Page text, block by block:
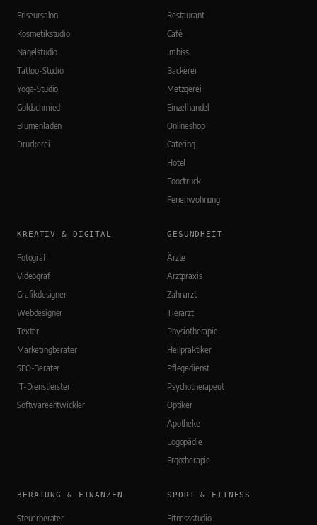
Friseursalon
Kosmetikstudio
Nagelstudio
Tattoo-Studio
Yoga-Studio
Goldschmied
Blumenladen
Druckerei
Restaurant
Café
Imbiss
Bäckerei
Metzgerei
Einzelhandel
Onlineshop
Catering
Hotel
Foodtruck
Ferienwohnung
KREATIV & DIGITAL
Fotograf
Videograf
Grafikdesigner
Webdesigner
Texter
Marketingberater
SEO-Berater
IT-Dienstleister
Softwareentwickler
GESUNDHEIT
Ärzte
Arztpraxis
Zahnarzt
Tierarzt
Physiotherapie
Heilpraktiker
Pflegedienst
Psychotherapeut
Optiker
Apotheke
Logopädie
Ergotherapie
BERATUNG & FINANZEN
Steuerberater
SPORT & FITNESS
Fitnessstudio